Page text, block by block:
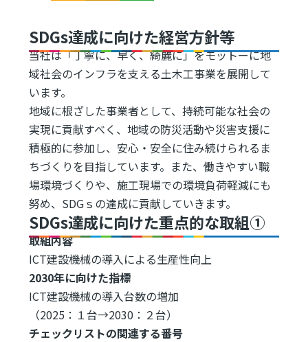
SDGs達成に向けた経営方針等
当社は「丁寧に、早く、綺麗に」をモットーに地
域社会のインフラを支える土木工事業を展開して
います。
地域に根ざした事業者として、持続可能な社会の
実現に貢献すべく、地域の防災活動や災害支援に
積極的に参加し、安心・安全に住み続けられるま
ちづくりを目指しています。また、働きやすい職
場環境づくりや、施工現場での環境負荷軽減にも
努め、SDGｓの達成に貢献していきます。
SDGs達成に向けた重点的な取組①
取組内容
ICT建設機械の導入による生産性向上
2030年に向けた指標
ICT建設機械の導入台数の増加
（2025：１台→2030：２台）
チェックリストの関連する番号